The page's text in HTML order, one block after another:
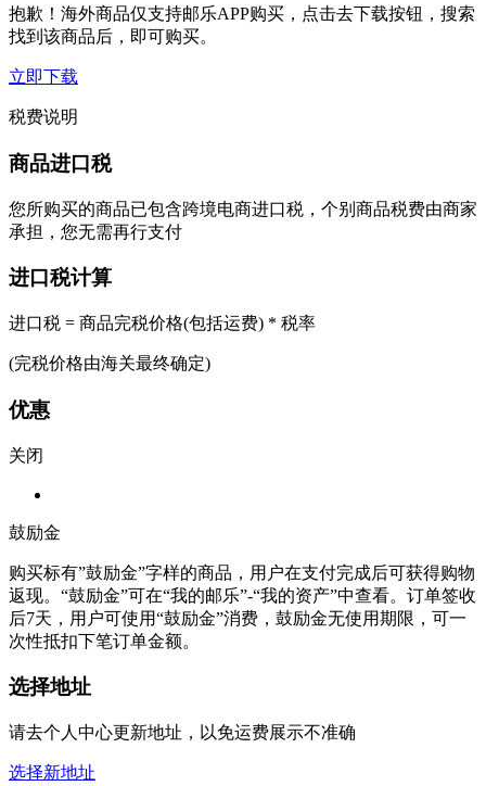
抱歉！海外商品仅支持邮乐APP购买，点击去下载按钮，搜索
找到该商品后，即可购买。
立即下载
税费说明
商品进口税
您所购买的商品已包含跨境电商进口税，个别商品税费由商家
承担，您无需再行支付
进口税计算
进口税 = 商品完税价格(包括运费) * 税率
(完税价格由海关最终确定)
优惠
关闭
鼓励金
购买标有”鼓励金”字样的商品，用户在支付完成后可获得购物
返现。“鼓励金”可在“我的邮乐”-“我的资产”中查看。订单签收
后7天，用户可使用“鼓励金”消费，鼓励金无使用期限，可一
次性抵扣下笔订单金额。
选择地址
请去个人中心更新地址，以免运费展示不准确
选择新地址